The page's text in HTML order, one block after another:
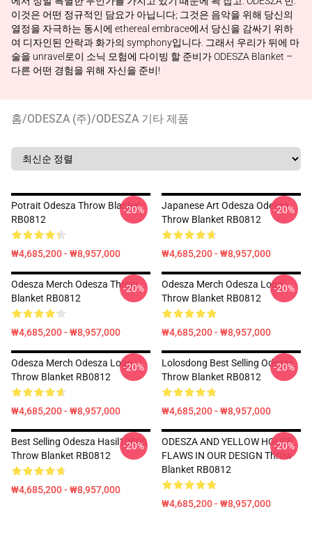
이것은 어떤 정규적인 담요가 아닙니다; 그것은 음악을 위해 당신의
열정을 자극하는 동시에 ethereal embrace에서 당신을 감싸기 위하
여 디자인된 안락과 화가의 symphony입니다. 그래서 우리가 뒤에 마
술을 unravel로이 소닉 모험에 다이빙 할 준비가 ODESZA Blanket –
다른 어떤 경험을 위해 자신을 준비!
홈/ODESZA (주)/ODESZA 기타 제품
Potrait Odesza Throw Blanket
RB0812
₩4,685,200 - ₩8,957,000
-20%
Japanese Art Odesza Odesza
Throw Blanket RB0812
₩4,685,200 - ₩8,957,000
-20%
Odesza Merch Odesza Throw
Blanket RB0812
₩4,685,200 - ₩8,957,000
-20%
Odesza Merch Odesza Logo
Throw Blanket RB0812
₩4,685,200 - ₩8,957,000
-20%
Odesza Merch Odesza Logo
Throw Blanket RB0812
₩4,685,200 - ₩8,957,000
-20%
Lolosdong Best Selling Odesza
Throw Blanket RB0812
₩4,685,200 - ₩8,957,000
-20%
Best Selling Odesza Hasil10000
Throw Blanket RB0812
₩4,685,200 - ₩8,957,000
-20%
ODESZA AND YELLOW HOUSE
FLAWS IN OUR DESIGN Throw
Blanket RB0812
₩4,685,200 - ₩8,957,000
-20%